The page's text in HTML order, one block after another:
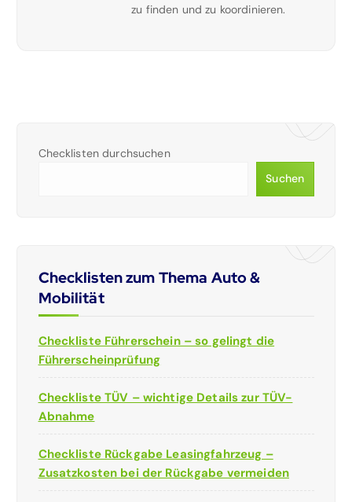
zu finden und zu koordinieren.
Checklisten durchsuchen
Suchen
Checklisten zum Thema Auto &
Mobilität
Checkliste Führerschein – so gelingt die
Führerscheinprüfung
Checkliste TÜV – wichtige Details zur TÜV-
Abnahme
Checkliste Rückgabe Leasingfahrzeug –
Zusatzkosten bei der Rückgabe vermeiden